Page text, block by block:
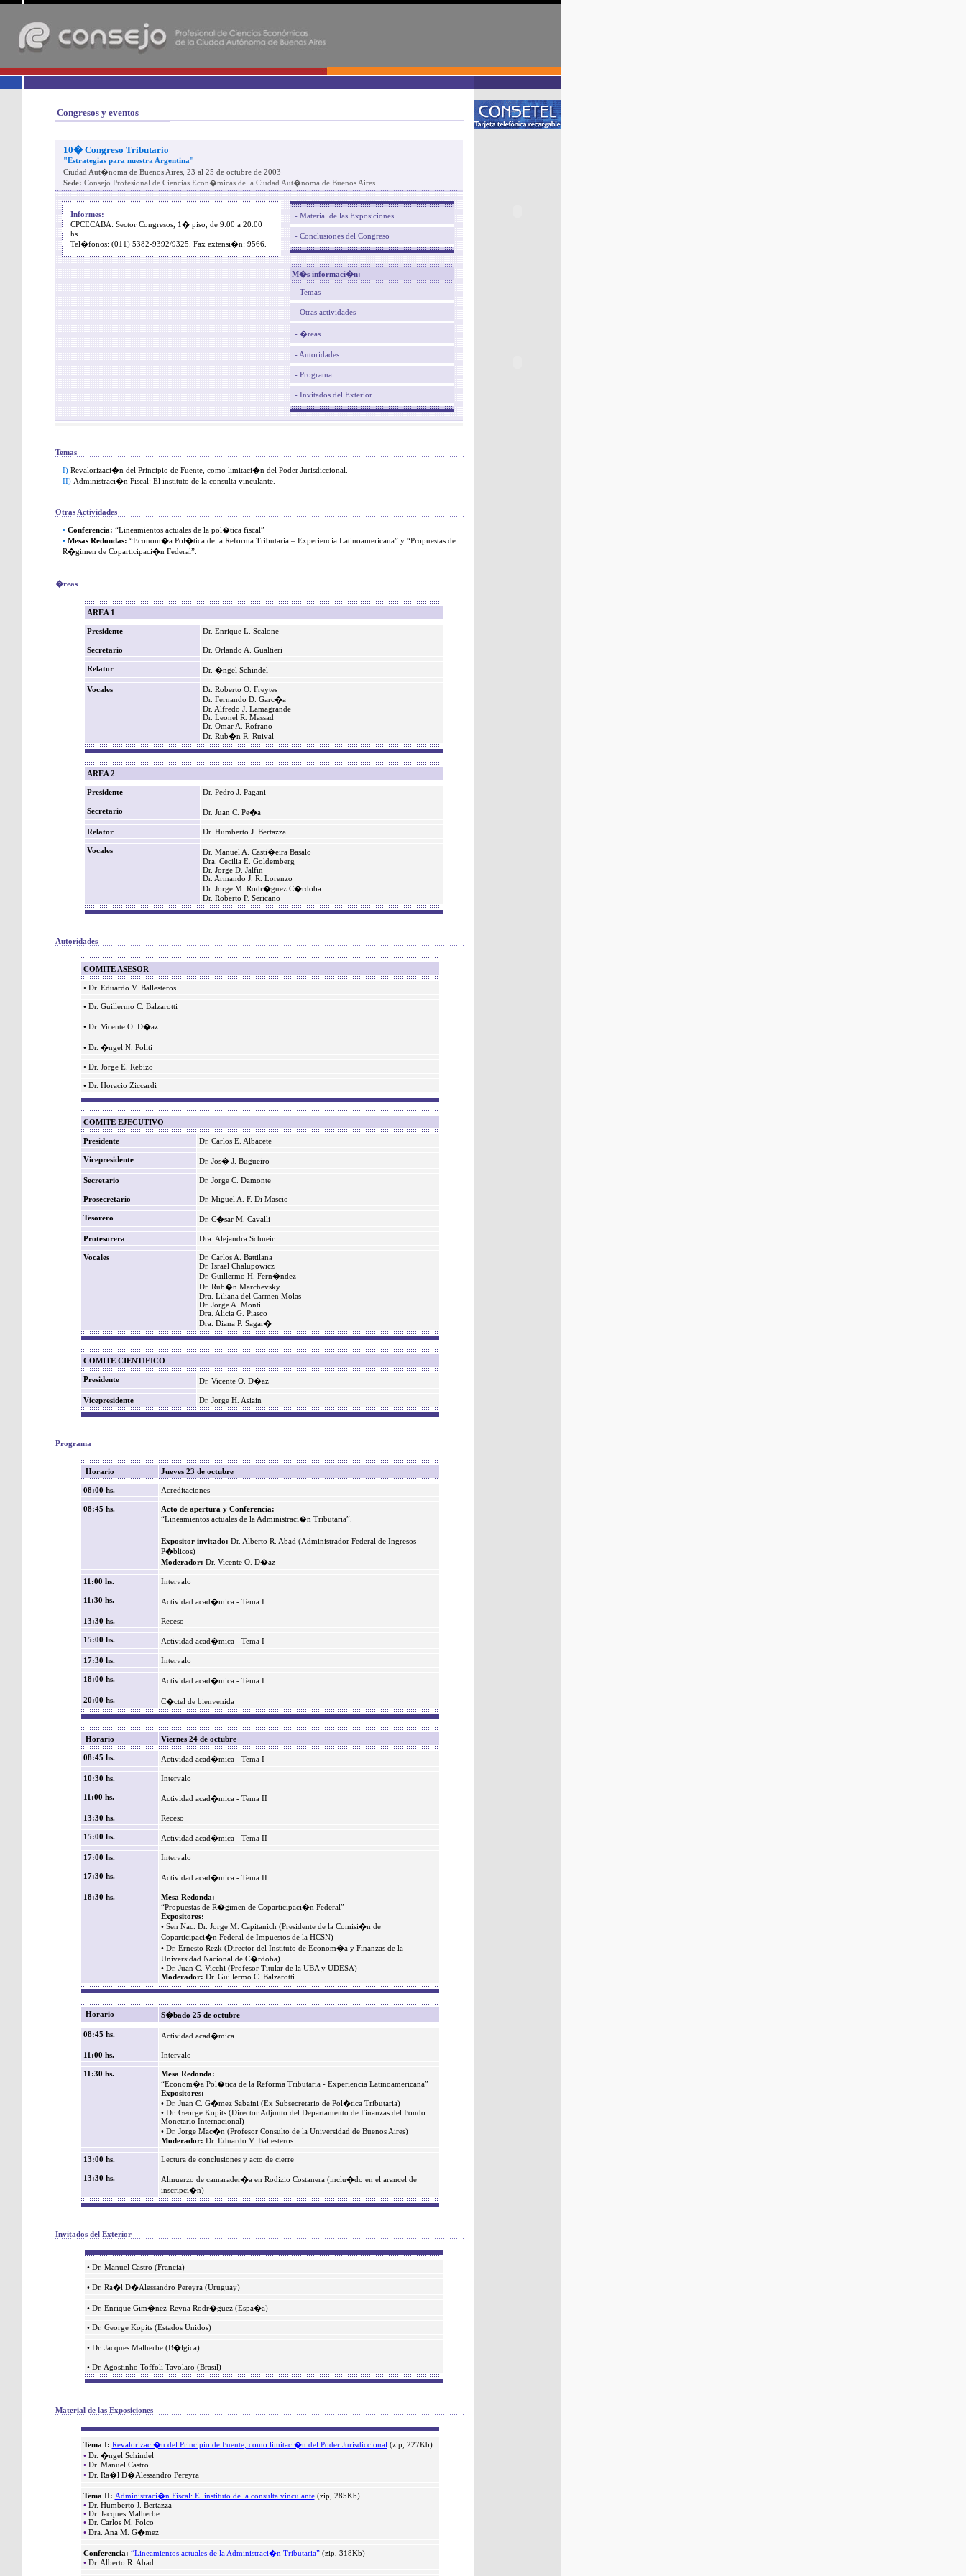
Congresos y eventos
10� Congreso Tributario
"Estrategias para nuestra Argentina"
Ciudad Aut�noma de Buenos Aires, 23 al 25 de octubre de 2003
Sede: Consejo Profesional de Ciencias Econ�micas de la Ciudad Aut�noma de Buenos Aires
Informes:
CPCECABA: Sector Congresos, 1� piso, de 9:00 a 20:00
hs.
Tel�fonos: (011) 5382-9392/9325. Fax extensi�n: 9566.
- Material de las Exposiciones
- Conclusiones del Congreso
M�s informaci�n:
- Temas
- Otras actividades
- �reas
- Autoridades
- Programa
- Invitados del Exterior
Temas
I) Revalorizaci�n del Principio de Fuente, como limitaci�n del Poder Jurisdiccional.
II) Administraci�n Fiscal: El instituto de la consulta vinculante.
Otras Actividades
• Conferencia: “Lineamientos actuales de la pol�tica fiscal”
• Mesas Redondas: “Econom�a Pol�tica de la Reforma Tributaria – Experiencia Latinoamericana” y “Propuestas de
R�gimen de Coparticipaci�n Federal”.
�reas
AREA 1
Presidente Dr. Enrique L. Scalone
Secretario Dr. Orlando A. Gualtieri
Relator Dr. �ngel Schindel
Vocales
Dr. Roberto O. Freytes
Dr. Fernando D. Garc�a
Dr. Alfredo J. Lamagrande
Dr. Leonel R. Massad
Dr. Omar A. Rofrano
Dr. Rub�n R. Ruival
AREA 2
Presidente Dr. Pedro J. Pagani
Secretario Dr. Juan C. Pe�a
Relator Dr. Humberto J. Bertazza
Vocales
Dr. Manuel A. Casti�eira Basalo
Dra. Cecilia E. Goldemberg
Dr. Jorge D. Jalfin
Dr. Armando J. R. Lorenzo
Dr. Jorge M. Rodr�guez C�rdoba
Dr. Roberto P. Sericano
Autoridades
COMITE ASESOR
• Dr. Eduardo V. Ballesteros
• Dr. Guillermo C. Balzarotti
• Dr. Vicente O. D�az
• Dr. �ngel N. Politi
• Dr. Jorge E. Rebizo
• Dr. Horacio Ziccardi
COMITE EJECUTIVO
Presidente Dr. Carlos E. Albacete
Vicepresidente Dr. Jos� J. Bugueiro
Secretario Dr. Jorge C. Damonte
Prosecretario Dr. Miguel A. F. Di Mascio
Tesorero Dr. C�sar M. Cavalli
Protesorera Dra. Alejandra Schneir
Vocales
Dr. Carlos A. Battilana
Dr. Israel Chalupowicz
Dr. Guillermo H. Fern�ndez
Dr. Rub�n Marchevsky
Dra. Liliana del Carmen Molas
Dr. Jorge A. Monti
Dra. Alicia G. Piasco
Dra. Diana P. Sagar�
COMITE CIENTIFICO
Presidente Dr. Vicente O. D�az
Vicepresidente Dr. Jorge H. Asiain
Programa
Horario Jueves 23 de octubre
08:00 hs. Acreditaciones
08:45 hs.
Acto de apertura y Conferencia:
“Lineamientos actuales de la Administraci�n Tributaria”.
Expositor invitado: Dr. Alberto R. Abad (Administrador Federal de Ingresos
P�blicos)
Moderador: Dr. Vicente O. D�az
11:00 hs. Intervalo
11:30 hs. Actividad acad�mica - Tema I
13:30 hs. Receso
15:00 hs. Actividad acad�mica - Tema I
17:30 hs. Intervalo
18:00 hs. Actividad acad�mica - Tema I
20:00 hs. C�ctel de bienvenida
Horario Viernes 24 de octubre
08:45 hs. Actividad acad�mica - Tema I
10:30 hs. Intervalo
11:00 hs. Actividad acad�mica - Tema II
13:30 hs. Receso
15:00 hs. Actividad acad�mica - Tema II
17:00 hs. Intervalo
17:30 hs. Actividad acad�mica - Tema II
18:30 hs.
Mesa Redonda:
“Propuestas de R�gimen de Coparticipaci�n Federal”
Expositores:
• Sen Nac. Dr. Jorge M. Capitanich (Presidente de la Comisi�n de
Coparticipaci�n Federal de Impuestos de la HCSN)
• Dr. Ernesto Rezk (Director del Instituto de Econom�a y Finanzas de la
Universidad Nacional de C�rdoba)
• Dr. Juan C. Vicchi (Profesor Titular de la UBA y UDESA)
Moderador: Dr. Guillermo C. Balzarotti
Horario S�bado 25 de octubre
08:45 hs. Actividad acad�mica
11:00 hs. Intervalo
11:30 hs.
Mesa Redonda:
“Econom�a Pol�tica de la Reforma Tributaria - Experiencia Latinoamericana”
Expositores:
• Dr. Juan C. G�mez Sabaini (Ex Subsecretario de Pol�tica Tributaria)
• Dr. George Kopits (Director Adjunto del Departamento de Finanzas del Fondo
Monetario Internacional)
• Dr. Jorge Mac�n (Profesor Consulto de la Universidad de Buenos Aires)
Moderador: Dr. Eduardo V. Ballesteros
13:00 hs. Lectura de conclusiones y acto de cierre
13:30 hs.
Almuerzo de camarader�a en Rodizio Costanera (inclu�do en el arancel de
inscripci�n)
Invitados del Exterior
• Dr. Manuel Castro (Francia)
• Dr. Ra�l D�Alessandro Pereyra (Uruguay)
• Dr. Enrique Gim�nez-Reyna Rodr�guez (Espa�a)
• Dr. George Kopits (Estados Unidos)
• Dr. Jacques Malherbe (B�lgica)
• Dr. Agostinho Toffoli Tavolaro (Brasil)
Material de las Exposiciones
Tema I: Revalorizaci�n del Principio de Fuente, como limitaci�n del Poder Jurisdiccional (zip, 227Kb)
• Dr. �ngel Schindel
• Dr. Manuel Castro
• Dr. Ra�l D�Alessandro Pereyra
Tema II: Administraci�n Fiscal: El instituto de la consulta vinculante(zip, 285Kb)
• Dr. Humberto J. Bertazza
• Dr. Jacques Malherbe
• Dr. Carlos M. Folco
• Dra. Ana M. G�mez
Conferencia: “Lineamientos actuales de la Administraci�n Tributaria”(zip, 318Kb)
• Dr. Alberto R. Abad